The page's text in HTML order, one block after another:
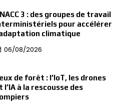
3 : des groupes de travail
pour accélérer
climatique
06/08/2026
de forêt : l’IoT, les drones
l’IA à la rescousse des